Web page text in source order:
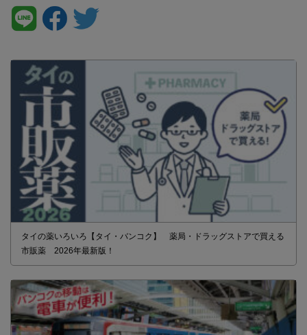
タイの薬いろいろ【タイ・バンコク】 薬局・ドラッグストアで買える
市販薬 2026年最新版！